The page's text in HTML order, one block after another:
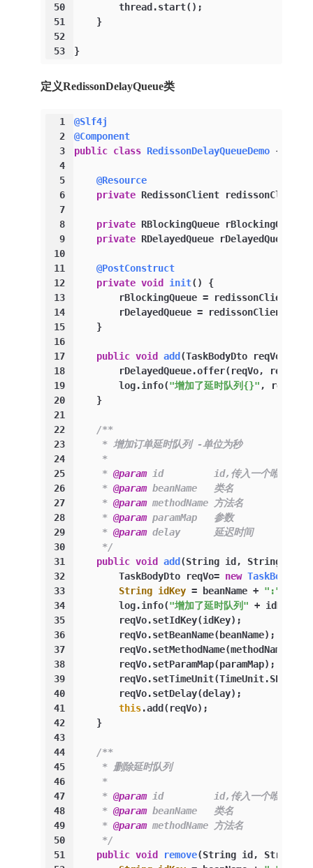
50
51
52
53
        thread.start();
    }
}
定义RedissonDelayQueue类
1
2
3
4
5
6
7
8
9
10
11
12
13
14
15
16
17
18
19
20
21
22
23
24
25
26
27
28
29
30
31
32
33
34
35
36
37
38
39
40
41
42
43
44
45
46
47
48
49
50
51
@Slf4j
@Component
public class RedissonDelayQueueDemo {
@Resource
private RedissonClient redissonClient;
private RBlockingQueue rBlockingQueue;
private RDelayedQueue rDelayedQueue;
@PostConstruct
private void init()
{
rBlockingQueue =
rDelayedQueue =
    }
public void add (TaskBodyDto reqVo)
rDelayedQueue.offer(reqVo,
        log.info(
"增加了延时队列{}" , reqVo);
    }
/**
     * 增加订单延时队列 -单位为秒
     *
     *
@param id         id,传入一个唯一标识,
     *
@param beanName   类名
     *
@param methodName 方法名
     *
@param paramMap   参数
     *
@param delay      延迟时间
     */
public void add (String id, String
        TaskBodyDto reqVo=
new TaskBodyDto
String idKey = beanName + ":"
        log.info(
"增加了延时队列" + idKey);
        reqVo.setIdKey(idKey);
        reqVo.setBeanName(beanName);
        reqVo.setMethodName(methodName);
        reqVo.setParamMap(paramMap);
        reqVo.setDelay(delay);
this.add(reqVo);
    }
/**
     * 删除延时队列
     *
     *
@param id         id,传入一个唯一标识,
     *
@param beanName   类名
     *
@param methodName 方法名
     */
public void remove(String id, String